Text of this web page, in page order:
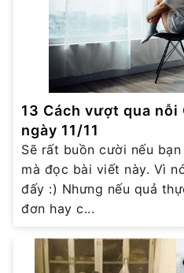
13 Cách vượt qua nỗi
ngày 11/11
Sẽ rất buồn cười nếu
mà đọc bài viết này. Vì
đấy :) Nhưng nếu quả
đơn hay c...